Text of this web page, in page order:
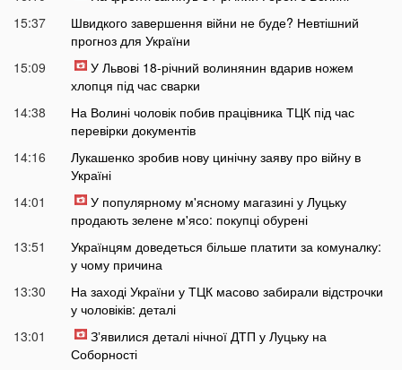
15:37
Швидкого завершення війни не буде? Невтішний
прогноз для України
15:09
У Львові 18-річний волинянин вдарив ножем
хлопця під час сварки
14:38
На Волині чоловік побив працівника ТЦК під час
перевірки документів
14:16
Лукашенко зробив нову цинічну заяву про війну в
Україні
14:01
У популярному м'ясному магазині у Луцьку
продають зелене м'ясо: покупці обурені
13:51
Українцям доведеться більше платити за комуналку:
у чому причина
13:30
На заході України у ТЦК масово забирали відстрочки
у чоловіків: деталі
13:01
Зʼявилися деталі нічної ДТП у Луцьку на
Соборності